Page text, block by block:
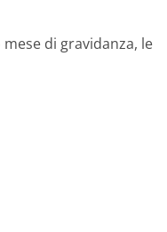
di gravidanza, le